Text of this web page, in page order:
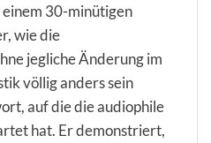
einem 30-minütigen
wie die
jegliche Änderung im
völlig anders sein
auf die die audiophile
hat. Er demonstriert,